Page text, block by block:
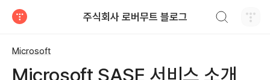
주식회사 로버무트 블로그
Microsoft
Microsoft SASE 서비스 소개